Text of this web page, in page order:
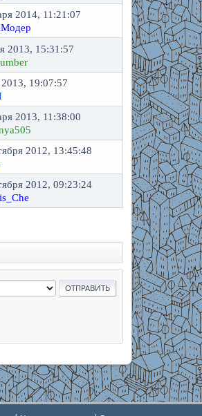
2014, 11:21:07
2013, 15:31:57
19:07:57
2013, 11:38:00
2012, 13:45:48
2012, 09:23:24